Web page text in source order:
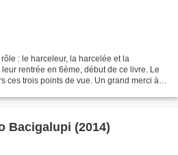
: le harceleur, la harcelée et la
rentrée en 6ème, début de ce livre. Le
ces trois points de vue. Un grand merci à
Bacigalupi (2014)